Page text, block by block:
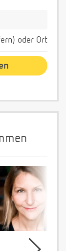
oder Ort